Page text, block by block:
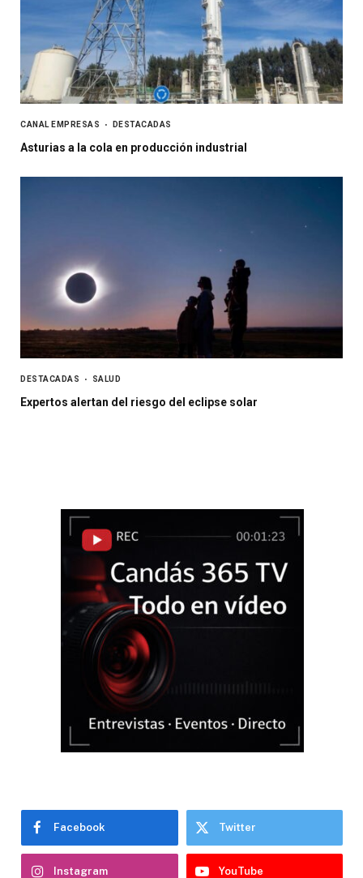
CANAL EMPRESAS DESTACADAS
Asturias a la cola en producción industrial
DESTACADAS SALUD
Expertos alertan del riesgo del eclipse solar
Facebook Twitter
Instagram YouTube